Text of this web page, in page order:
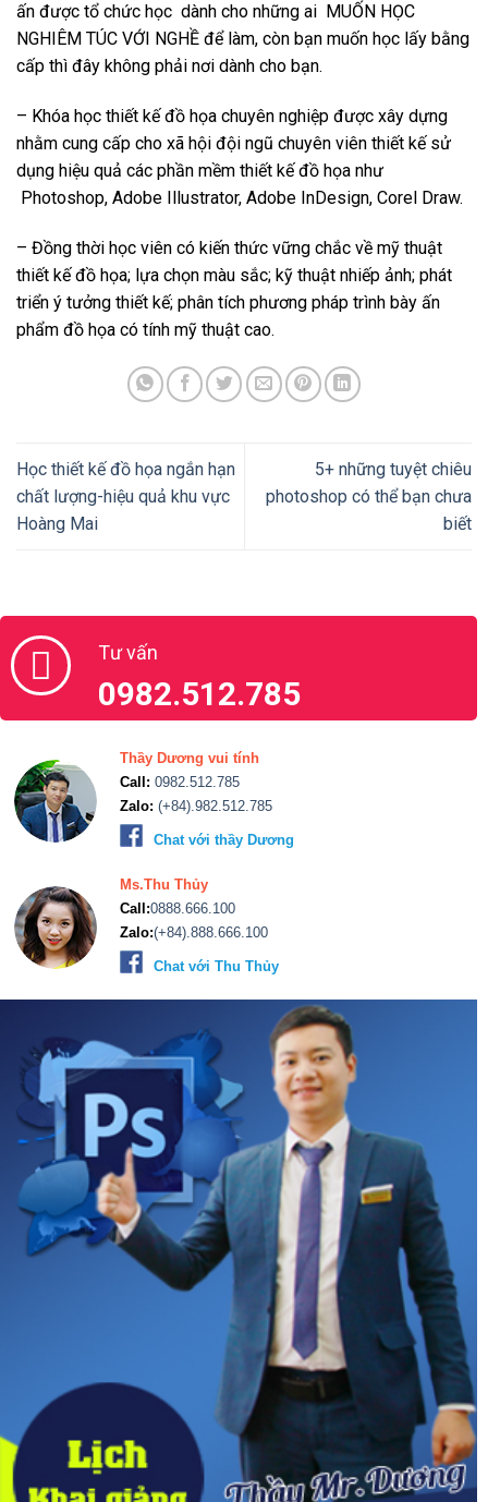
ấn được tổ chức học dành cho những ai MUỐN HỌC
NGHIÊM TÚC VỚI NGHỀ để làm, còn bạn muốn học lấy bằng
cấp thì đây không phải nơi dành cho bạn.
– Khóa học thiết kế đồ họa chuyên nghiệp được xây dựng
nhằm cung cấp cho xã hội đội ngũ chuyên viên thiết kế sử
dụng hiệu quả các phần mềm thiết kế đồ họa như
Photoshop, Adobe Illustrator, Adobe InDesign, Corel Draw.
– Đồng thời học viên có kiến thức vững chắc về mỹ thuật
thiết kế đồ họa; lựa chọn màu sắc; kỹ thuật nhiếp ảnh; phát
triển ý tưởng thiết kế; phân tích phương pháp trình bày ấn
phẩm đồ họa có tính mỹ thuật cao.
Học thiết kế đồ họa ngắn hạn
chất lượng-hiệu quả khu vực
Hoàng Mai
5+ những tuyệt chiêu
photoshop có thể bạn chưa
biết
Tư vấn
0982.512.785
Thầy Dương vui tính
Call: 0982.512.785
Zalo: (+84).982.512.785
Chat với thầy Dương
Ms.Thu Thủy
Call:0888.666.100
Zalo:(+84).888.666.100
Chat với Thu Thủy